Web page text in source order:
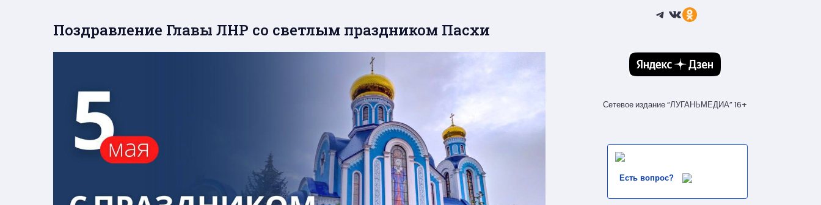
Поздравление Главы ЛНР со светлым праздником Пасхи
Telegram
ВКонтакте
Ссылка
Сетевое издание “ЛУГАНЬМЕДИА” 16+
Есть вопрос?